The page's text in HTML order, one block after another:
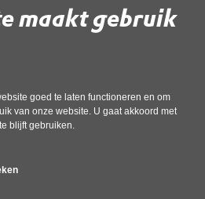
maakt gebruik
goed te laten functioneren en om
van onze website. U gaat akkoord met
blijft gebruiken.
oktober 2025
- juli 2025